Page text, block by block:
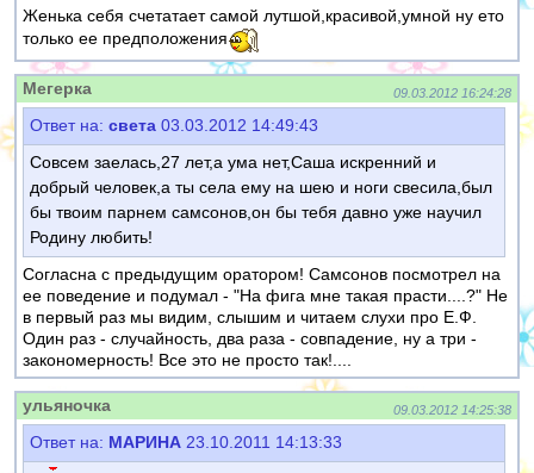
Женька себя счетатает самой лутшой,красивой,умной ну ето
только ее предположения
Мегерка 09.03.2012 16:24:28
Ответ на: света 03.03.2012 14:49:43
Совсем заелась,27 лет,а ума нет,Саша искренний и
добрый человек,а ты села ему на шею и ноги свесила,был
бы твоим парнем самсонов,он бы тебя давно уже научил
Родину любить!
Согласна с предыдущим оратором! Самсонов посмотрел на
ее поведение и подумал - "На фига мне такая прасти....?" Не
в первый раз мы видим, слышим и читаем слухи про Е.Ф.
Один раз - случайность, два раза - совпадение, ну а три -
закономерность! Все это не просто так!....
ульяночка 09.03.2012 14:25:38
Ответ на: МАРИНА 23.10.2011 14:13:33